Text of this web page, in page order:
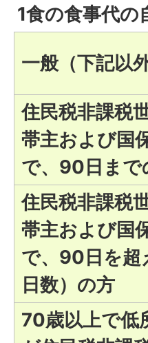
1食の食事代の
一般（下記以
住民税非課税
帯主および国
で、90日まで
住民税非課税
帯主および国
で、90日を超
日数）の方
70歳以上で低